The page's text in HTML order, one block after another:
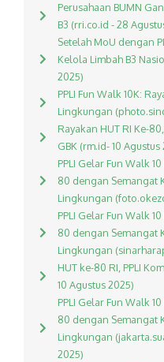
Perusahaan BUMN
B3 (rri.co.id - 28
Setelah MoU dengan
Kelola Limbah B3
2025)
PPLI Fun Walk 10K:
Lingkungan
Rayakan HUT RI Ke-
GBK (rm.id- 10 Agustus
PPLI Gelar Fun Walk
80 dengan Semangat
Lingkungan
PPLI Gelar Fun Walk
80 dengan Semangat
Lingkungan
HUT ke-80 RI, PPLI
10 Agustus 2025)
PPLI Gelar Fun Walk
80 dengan Semangat
Lingkungan
2025)